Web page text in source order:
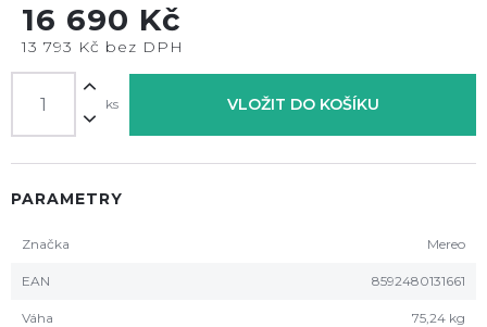
16 690 Kč
13 793 Kč bez DPH
ks VLOŽIT DO KOŠÍKU
PARAMETRY
Značka Mereo
EAN 8592480131661
Váha 75,24 kg